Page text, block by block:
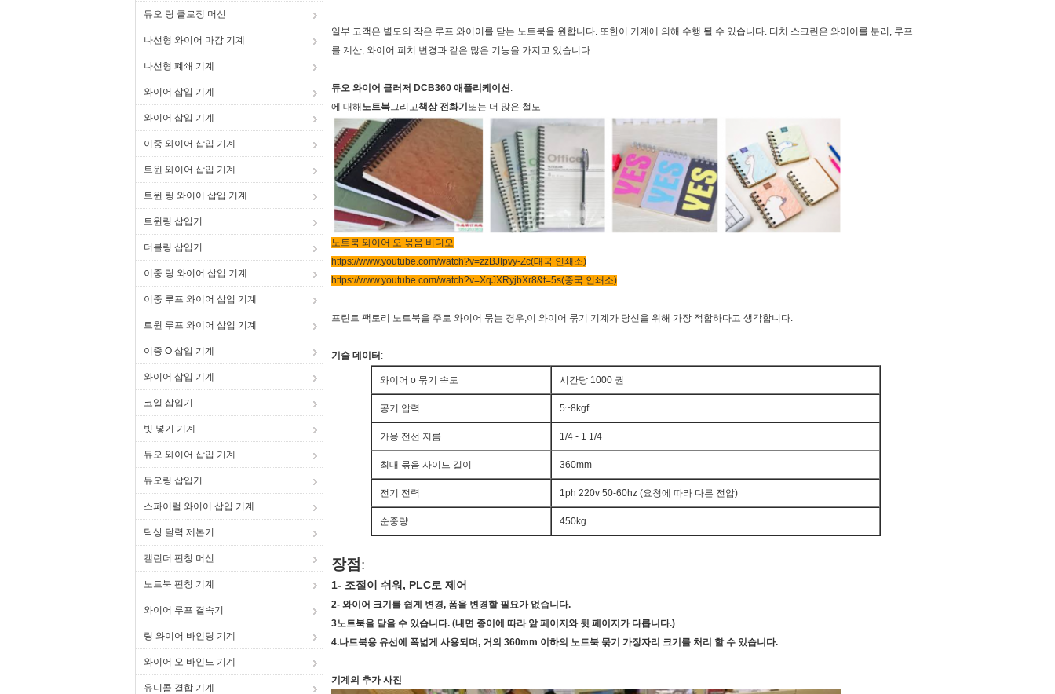
듀오 링 클로징 머신
나선형 와이어 마감 기계
나선형 폐쇄 기계
와이어 삽입 기계
와이어 삽입 기계
이중 와이어 삽입 기계
트윈 와이어 삽입 기계
트윈 링 와이어 삽입 기계
트윈링 삽입기
더블링 삽입기
이중 링 와이어 삽입 기계
이중 루프 와이어 삽입 기계
트윈 루프 와이어 삽입 기계
이중 O 삽입 기계
와이어 삽입 기계
코일 삽입기
빗 넣기 기계
듀오 와이어 삽입 기계
듀오링 삽입기
스파이럴 와이어 삽입 기계
탁상 달력 제본기
캘린더 펀칭 머신
노트북 펀칭 기계
와이어 루프 결속기
링 와이어 바인딩 기계
와이어 오 바인드 기계
유니콜 결합 기계
일부 고객은 별도의 작은 루프 와이어를 닫는 노트북을 원합니다. 또한이 기계에 의해 수행 될 수 있습니다. 터치 스크린은 와이어를 분리, 루프
를 계산, 와이어 피치 변경과 같은 많은 기능을 가지고 있습니다.
듀오 와이어 클러저 DCB360 애플리케이션:
에 대해 노트북그리고책상 전화기 또는 더 많은 철도
노트북 와이어 오 묶음 비디오
https://www.youtube.com/watch?v=zzBJIpvy-Zc(태국 인쇄소)
https://www.youtube.com/watch?v=XqJXRyjbXr8&t=5s(중국 인쇄소)
프린트 팩토리 노트북을 주로 와이어 묶는 경우,이 와이어 묶기 기계가 당신을 위해 가장 적합하다고 생각합니다.
기술 데이터 :
와이어 o 묶기 속도 시간당 1000 권
공기 압력 5~8kgf
가용 전선 지름 1/4 - 1 1/4
최대 묶음 사이드 길이 360mm
전기 전력 1ph 220v 50-60hz (요청에 따라 다른 전압)
순중량 450kg
장점 :
1- 조절이 쉬워, PLC로 제어
2- 와이어 크기를 쉽게 변경, 폼을 변경할 필요가 없습니다.
3노트북을 닫을 수 있습니다. (내면 종이에 따라 앞 페이지와 뒷 페이지가 다릅니다.)
4.나트북용 유선에 폭넓게 사용되며, 거의 360mm 이하의 노트북 묶기 가장자리 크기를 처리 할 수 있습니다.
기계의 추가 사진